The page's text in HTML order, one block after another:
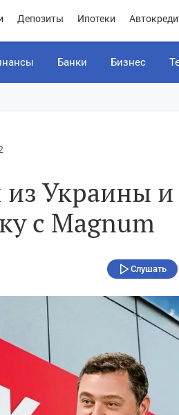
Депозиты Ипотеки
Банки Бизнес
Украины и
с Magnum
Слушать